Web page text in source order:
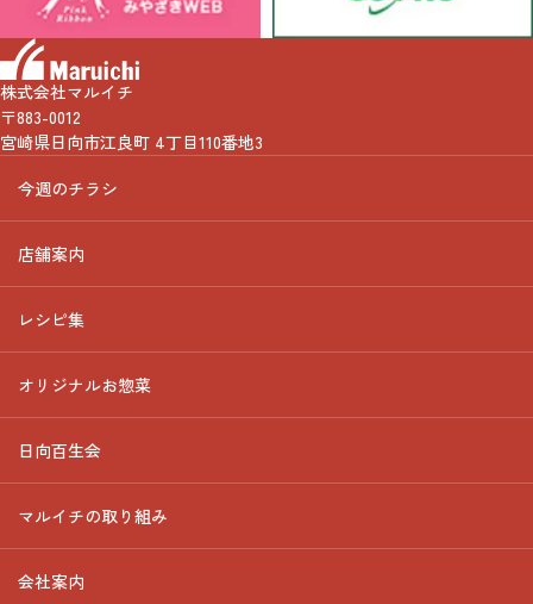
株式会社マルイチ
〒883-0012
宮崎県日向市江良町 4丁目110番地3
今週のチラシ
店舗案内
レシピ集
オリジナルお惣菜
日向百生会
マルイチの取り組み
会社案内